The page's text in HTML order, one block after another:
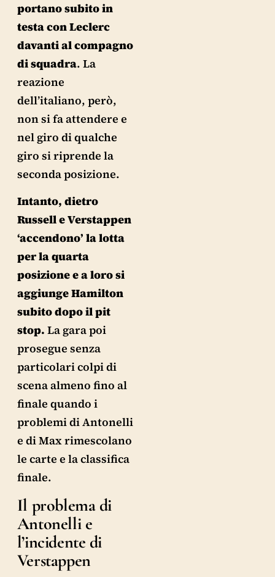
portano subito in
testa con Leclerc
davanti al compagno
di squadra. La
reazione
dell’italiano, però,
non si fa attendere e
nel giro di qualche
giro si riprende la
seconda posizione.
Intanto, dietro
Russell e Verstappen
‘accendono’ la lotta
per la quarta
posizione e a loro si
aggiunge Hamilton
subito dopo il pit
stop. La gara poi
prosegue senza
particolari colpi di
scena almeno fino al
finale quando i
problemi di Antonelli
e di Max rimescolano
le carte e la classifica
finale.
Il problema di
Antonelli e
l’incidente di
Verstappen